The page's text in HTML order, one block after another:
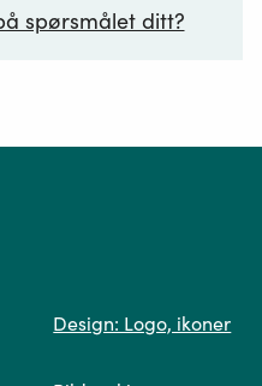
spørsmålet ditt?
Design: Logo, ikoner